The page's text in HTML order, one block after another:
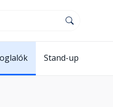
Stand-up